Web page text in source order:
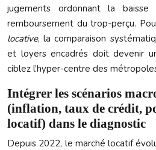
jugements ordonnant la
remboursement du trop-perçu.
locative, la comparaison
et loyers encadrés doit devenir
ciblez l’hyper-centre des
Intégrer les scénarios
(inflation, taux de crédit,
locatif) dans le diagnostic
Depuis 2022, le marché locatif